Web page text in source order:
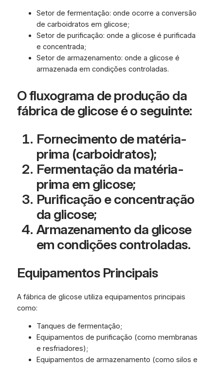
Setor de fermentação: onde ocorre a conversão
de carboidratos em glicose;
Setor de purificação: onde a glicose é purificada
e concentrada;
Setor de armazenamento: onde a glicose é
armazenada em condições controladas.
O fluxograma de produção da
fábrica de glicose é o seguinte:
Fornecimento de matéria-
prima (carboidratos);
Fermentação da matéria-
prima em glicose;
Purificação e concentração
da glicose;
Armazenamento da glicose
em condições controladas.
Equipamentos Principais
A fábrica de glicose utiliza equipamentos principais
como:
Tanques de fermentação;
Equipamentos de purificação (como membranas
e resfriadores);
Equipamentos de armazenamento (como silos e